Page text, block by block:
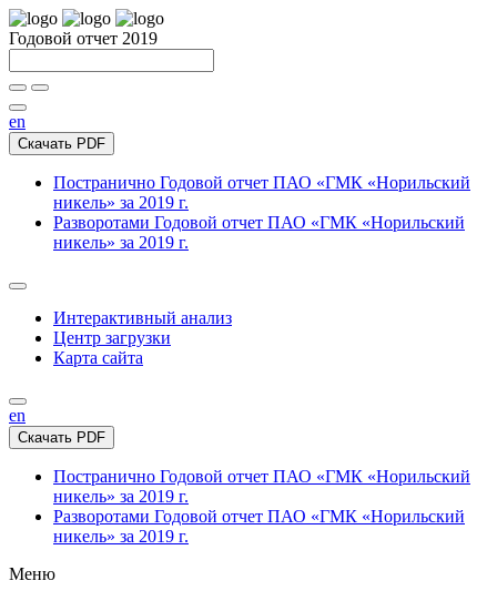
Годовой отчет 2019
en
Скачать PDF
Постранично Годовой отчет ПАО «ГМК «Норильский
никель» за 2019 г.
Разворотами Годовой отчет ПАО «ГМК «Норильский
никель» за 2019 г.
Интерактивный анализ
Центр загрузки
Карта сайта
en
Скачать PDF
Постранично Годовой отчет ПАО «ГМК «Норильский
никель» за 2019 г.
Разворотами Годовой отчет ПАО «ГМК «Норильский
никель» за 2019 г.
Меню